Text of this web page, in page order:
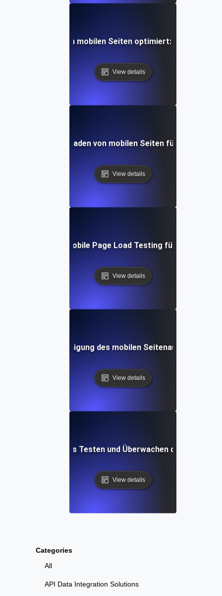
Categories
All
API Data Integration Solutions
die Ladezeiten von mobilen Seiten optimiert: Ein
View details
von Daten zum Laden von mobilen Seiten für
View details
für-Schritt Mobile Page Load Testing für eine
View details
zur Beschleunigung des mobilen Seitenaufbaus bei
View details
für effektives Testen und Überwachen des mobilen
View details